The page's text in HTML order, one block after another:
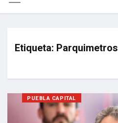
Etiqueta: Parquimetros
PUEBLA CAPITAL